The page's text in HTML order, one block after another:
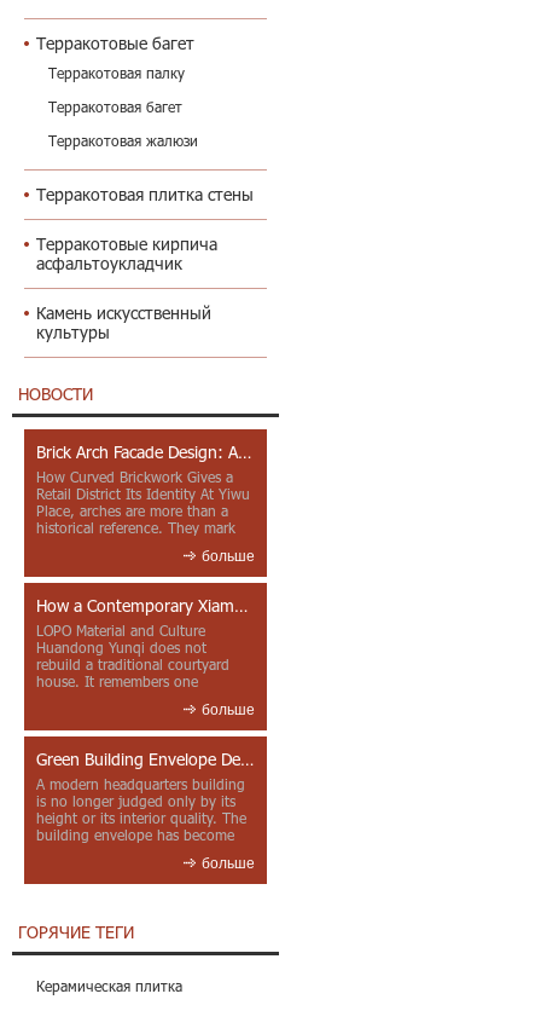
Терракотовые багет
Терракотовая палку
Терракотовая багет
Терракотовая жалюзи
Терракотовая плитка стены
Терракотовые кирпича
асфальтоукладчик
Камень искусственный
культуры
НОВОСТИ
Brick Arch Facade Design: A Closer Look at Yiwu Place
How Curved Brickwork Gives a
Retail District Its Identity At Yiwu
Place, arches are more than a
historical reference. They mark
больше
How a Contemporary Xiamen Project Reframes Minnan Red Brick
LOPO Material and Culture
Huandong Yunqi does not
rebuild a traditional courtyard
house. It remembers one
больше
Green Building Envelope Design: Clay Sunscreen Fins for Modern Headquarters Architecture
A modern headquarters building
is no longer judged only by its
height or its interior quality. The
building envelope has become
больше
ГОРЯЧИЕ ТЕГИ
Керамическая плитка